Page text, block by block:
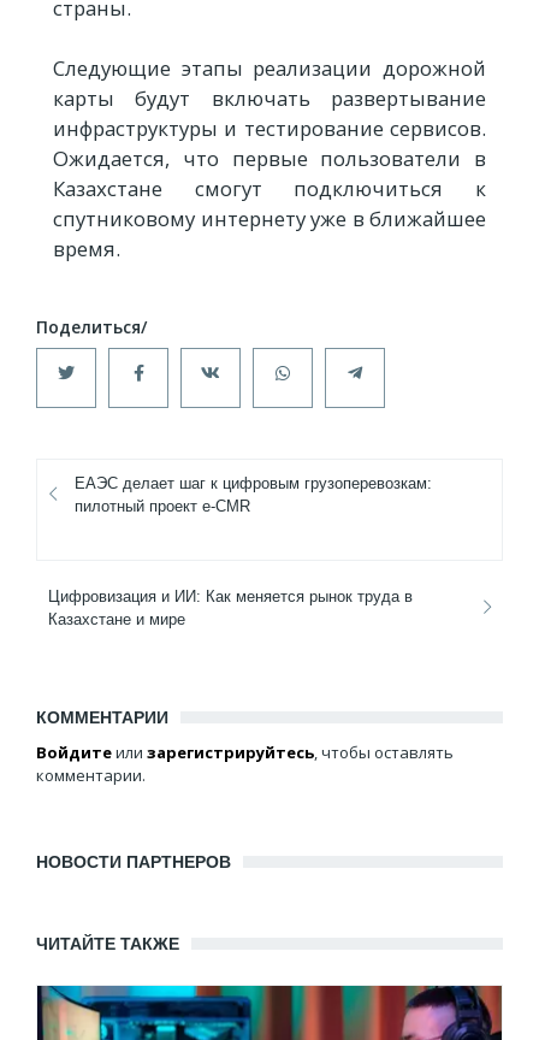
страны.
Следующие этапы реализации дорожной
карты будут включать развертывание
инфраструктуры и тестирование сервисов.
Ожидается, что первые пользователи в
Казахстане смогут подключиться к
спутниковому интернету уже в ближайшее
время.
ЕАЭС делает шаг к цифровым грузоперевозкам:
пилотный проект e-CMR
Цифровизация и ИИ: Как меняется рынок труда в
Казахстане и мире
КОММЕНТАРИИ
Войдитеили зарегистрируйтесь, чтобы оставлять
комментарии.
НОВОСТИ ПАРТНЕРОВ
ЧИТАЙТЕ ТАКЖЕ